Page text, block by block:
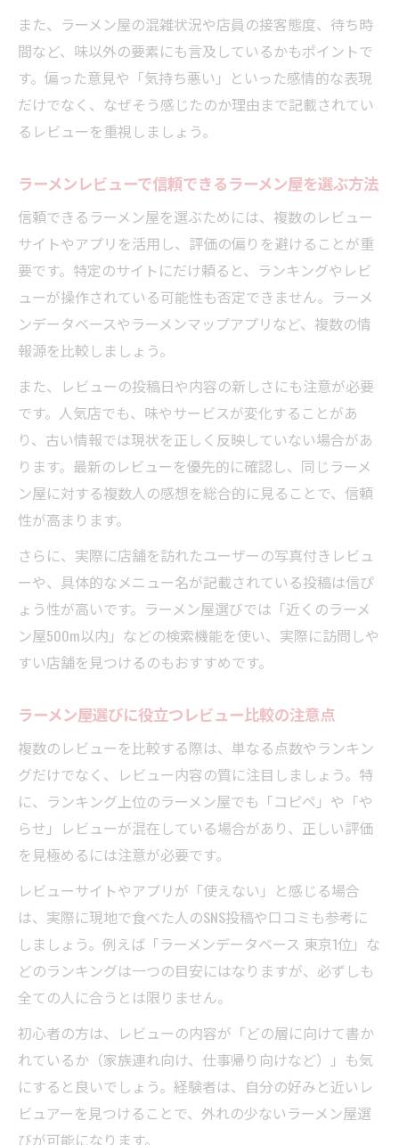
レビューコピペ問題とラーメン屋選び
ラーメン屋レビューのコピペ被害に注意す
る理由
コピペレビューがラーメン屋選びに及ぼす
影響
見極め方
ラーメン屋レビューのオリジナリティを重
視しよう
コピーされたラーメンレビューを避けるポ
イント
健康リスク検証で安心して楽しむラーメン
ラーメン屋のレビューで健康リスクを見抜
く方法
ラーメン屋選びと健康リスクの関係を検証
する
ラーメンを週3回以上食べる際の注意点
ラーメン屋巡りと健康意識のバランスを考
える
健康的なラーメン屋レビューのチェックポ
イント
レビューが気になるラーメン屋探しのコツ
ラーメン屋選びでレビューを賢く活用する
方法
近くのラーメン屋をレビューで比較するポ
ラーメン屋レビューの評価軸を持つ重要性
ラーメン屋ランキングで失敗しない店探し
ラーメン屋レビューの気持ち悪い表現に惑
わされない
ラーメン屋3年ルールとレビューの関連性を
探る
ラーメン屋が生き残る秘訣をレビューで検
証
ラーメン屋3年ルールの真実と選び方のポイ
ント
ラーメン屋レビューで見える繁盛店の特徴
ラーメン屋の3年生存率とレビュー傾向の分
析
また、ラーメン屋の混雑状況や店員の接客態度、待ち時
間など、味以外の要素にも言及しているかもポイントで
す。偏った意見や「気持ち悪い」といった感情的な表現
だけでなく、なぜそう感じたのか理由まで記載されてい
るレビューを重視しましょう。
ラーメンレビューで信頼できるラーメン屋を選ぶ方法
信頼できるラーメン屋を選ぶためには、複数のレビュー
サイトやアプリを活用し、評価の偏りを避けることが重
要です。特定のサイトにだけ頼ると、ランキングやレビ
ューが操作されている可能性も否定できません。ラーメ
ンデータベースやラーメンマップアプリなど、複数の情
報源を比較しましょう。
また、レビューの投稿日や内容の新しさにも注意が必要
です。人気店でも、味やサービスが変化することがあ
り、古い情報では現状を正しく反映していない場合があ
ります。最新のレビューを優先的に確認し、同じラーメ
ン屋に対する複数人の感想を総合的に見ることで、信頼
性が高まります。
さらに、実際に店舗を訪れたユーザーの写真付きレビュ
ーや、具体的なメニュー名が記載されている投稿は信ぴ
ょう性が高いです。ラーメン屋選びでは「近くのラーメ
ン屋500m以内」などの検索機能を使い、実際に訪問しや
すい店舗を見つけるのもおすすめです。
ラーメン屋選びに役立つレビュー比較の注意点
複数のレビューを比較する際は、単なる点数やランキン
グだけでなく、レビュー内容の質に注目しましょう。特
に、ランキング上位のラーメン屋でも「コピペ」や「や
らせ」レビューが混在している場合があり、正しい評価
を見極めるには注意が必要です。
レビューサイトやアプリが「使えない」と感じる場合
は、実際に現地で食べた人のSNS投稿や口コミも参考に
しましょう。例えば「ラーメンデータベース 東京1位」な
どのランキングは一つの目安にはなりますが、必ずしも
全ての人に合うとは限りません。
初心者の方は、レビューの内容が「どの層に向けて書か
れているか（家族連れ向け、仕事帰り向けなど）」も気
にすると良いでしょう。経験者は、自分の好みと近いレ
ビュアーを見つけることで、外れの少ないラーメン屋選
びが可能になります。